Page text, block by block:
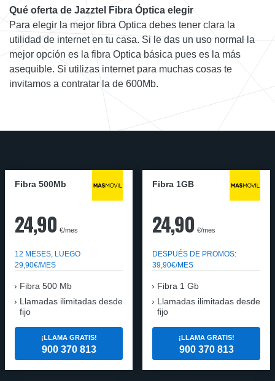
Qué oferta de Jazztel Fibra Óptica elegir
Para elegir la mejor fibra Optica debes tener clara la
utilidad de internet en tu casa. Si le das un uso normal la
mejor opción es la fibra Optica básica pues es la más
asequible. Si utilizas internet para muchas cosas te
invitamos a contratar la de 600Mb.
Fibra 500Mb
24,90 €/mes
12 MESES, LUEGO
29,90€/MES
Fibra 500 Mb
Llamadas ilimitadas desde
fijo
¡LLAMA GRATIS!
900 370 813
Fibra 1GB
24,90 €/mes
DESPUÉS DE PROMOS:
39,90€/MES
Fibra 1 Gb
Llamadas ilimitadas desde
fijo
¡LLAMA GRATIS!
900 370 813